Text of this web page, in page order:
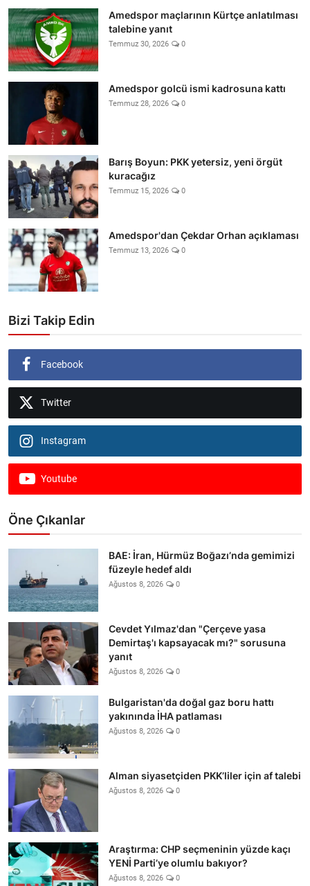
Amedspor maçlarının Kürtçe anlatılması
talebine yanıt
Temmuz 30, 2026 0
Amedspor golcü ismi kadrosuna kattı
Temmuz 28, 2026 0
Barış Boyun: PKK yetersiz, yeni örgüt
kuracağız
Temmuz 15, 2026 0
Amedspor'dan Çekdar Orhan açıklaması
Temmuz 13, 2026 0
Bizi Takip Edin
Facebook
Twitter
Instagram
Youtube
Öne Çıkanlar
BAE: İran, Hürmüz Boğazı’nda gemimizi
füzeyle hedef aldı
Ağustos 8, 2026 0
Cevdet Yılmaz'dan "Çerçeve yasa
Demirtaş'ı kapsayacak mı?" sorusuna
yanıt
Ağustos 8, 2026 0
Bulgaristan'da doğal gaz boru hattı
yakınında İHA patlaması
Ağustos 8, 2026 0
Alman siyasetçiden PKK’liler için af talebi
Ağustos 8, 2026 0
Araştırma: CHP seçmeninin yüzde kaçı
YENİ Parti’ye olumlu bakıyor?
Ağustos 8, 2026 0